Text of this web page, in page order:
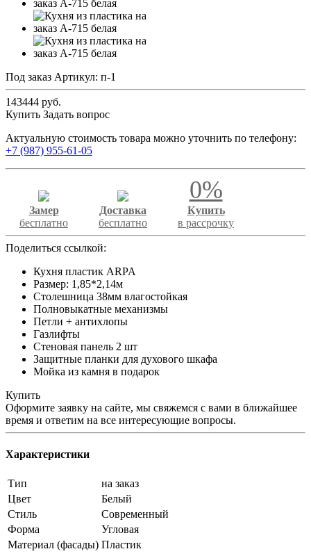
Под заказ Артикул: п-1
143444 руб.
Купить Задать вопрос
Актуальную стоимость товара можно уточнить по телефону:
+7 (987) 955-61-05
Замер
бесплатно
Доставка
бесплатно
0%
Купить
в рассрочку
Поделиться ссылкой:
Кухня пластик ARPA
Размер: 1,85*2,14м
Столешница 38мм влагостойкая
Полновыкатные механизмы
Петли + антихлопы
Газлифты
Стеновая панель 2 шт
Защитные планки для духового шкафа
Мойка из камня в подарок
Купить
Оформите заявку на сайте, мы свяжемся с вами в ближайшее
время и ответим на все интересующие вопросы.
Характеристики
Тип
на заказ
Цвет
Белый
Стиль
Современный
Форма
Угловая
Материал (фасады) Пластик